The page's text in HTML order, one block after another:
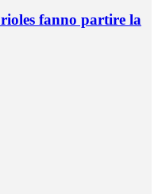
fanno partire la